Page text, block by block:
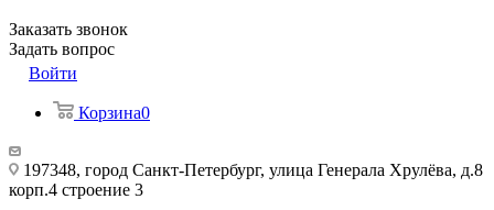
Заказать звонок
Задать вопрос
Войти
Корзина0
197348, город Санкт-Петербург, улица Генерала Хрулёва, д.8
корп.4 строение 3